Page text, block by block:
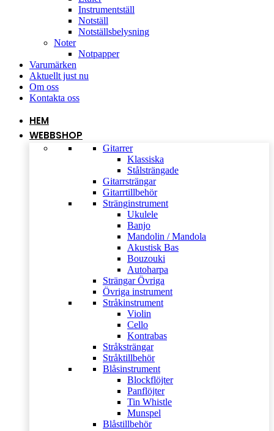
Instrumentställ
Notställ
Notställsbelysning
Noter
Notpapper
Varumärken
Aktuellt just nu
Om oss
Kontakta oss
HEM
WEBBSHOP
Gitarrer
Klassiska
Stålsträngade
Gitarrsträngar
Gitarrtillbehör
Stränginstrument
Ukulele
Banjo
Mandolin / Mandola
Akustisk Bas
Bouzouki
Autoharpa
Strängar Övriga
Övriga instrument
Stråkinstrument
Violin
Cello
Kontrabas
Stråksträngar
Stråktillbehör
Blåsinstrument
Blockflöjter
Panflöjter
Tin Whistle
Munspel
Blåstillbehör